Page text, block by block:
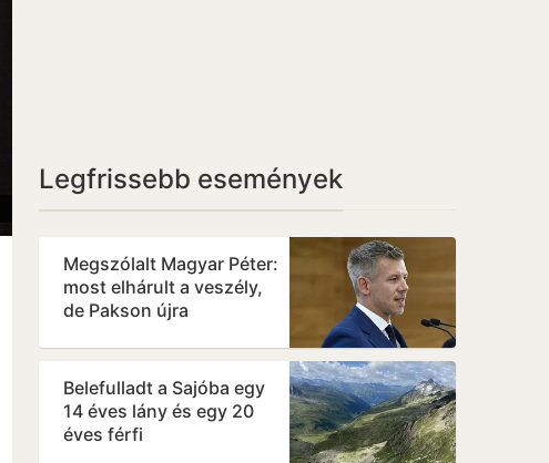
Legfrissebb események
Megszólalt Magyar Péter:
most elhárult a veszély,
de Pakson újra
helyzet
Belefulladt a Sajóba egy
14 éves lány és egy 20
éves férfi